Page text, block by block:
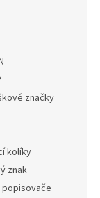
značky
kolíky
znak
popisovače